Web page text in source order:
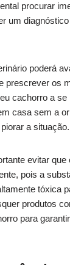
procurar
um
poderá
prescrever os
cachorro a se
casa sem a
a situação.
evitar
pois a
tóxica
produtos
para